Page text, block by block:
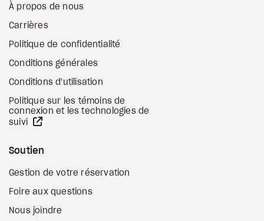
À propos de nous
Carrières
Politique de confidentialité
Conditions générales
Conditions d'utilisation
Politique sur les témoins de
connexion et les technologies de
suivi
Soutien
Gestion de votre réservation
Foire aux questions
Nous joindre